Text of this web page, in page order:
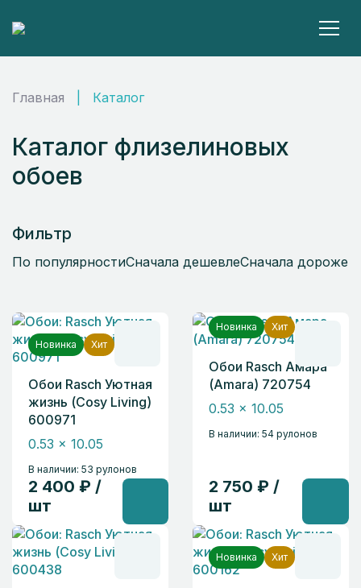
Главная Каталог
Каталог флизелиновых
обоев
Фильтр
По популярностиСначала дешевлеСначала дороже
Новинка Хит
Обои Rasch Уютная
жизнь (Cosy Living)
600971
0.53 x 10.05
В наличии: 53 рулонов
2 400 ₽ /
шт
Новинка Хит
Обои Rasch Амара
(Amara) 720754
0.53 x 10.05
В наличии: 54 рулонов
2 750 ₽ /
шт
Новинка Хит